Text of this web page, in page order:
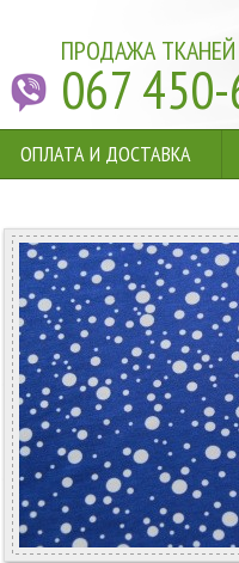
ПРОДАЖА ТКАНЕЙ
067
ОПЛАТА И ДОСТАВКА